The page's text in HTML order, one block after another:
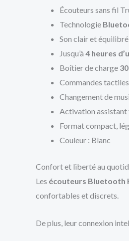
Écouteurs sans fil
Technologie
Son clair et
Jusqu’à 4 heures
Boîtier de charge
Commandes
Changement de
Activation assistant
Format compact,
Couleur : Blanc
Confort et liberté au
Les écouteurs Bluetooth
confortables et discrets.
De plus, leur connexion